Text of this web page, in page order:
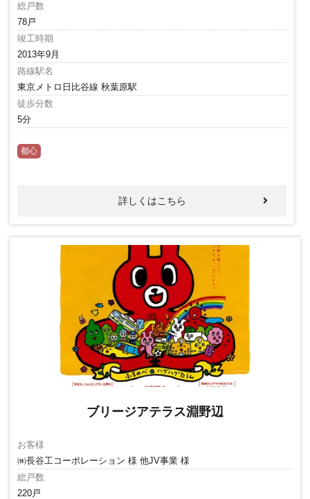
総戸数
78戸
竣工時期
2013年9月
路線駅名
東京メトロ日比谷線 秋葉原駅
徒歩分数
5分
都心
詳しくはこちら
ブリージアテラス淵野辺
お客様
㈱長谷工コーポレーション 様 他JV事業 様
総戸数
220戸